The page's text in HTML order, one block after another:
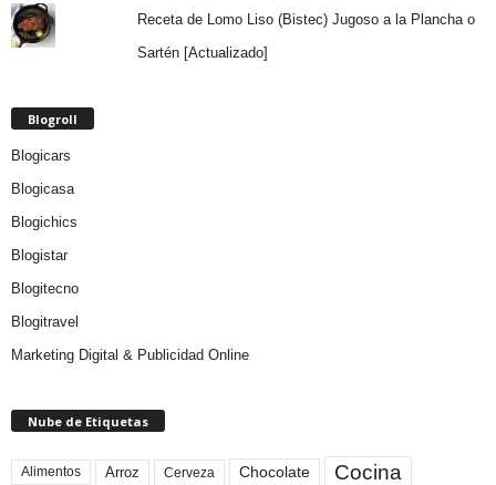
Receta de Lomo Liso (Bistec) Jugoso a la Plancha o
Sartén [Actualizado]
Blogroll
Blogicars
Blogicasa
Blogichics
Blogistar
Blogitecno
Blogitravel
Marketing Digital & Publicidad Online
Nube de Etiquetas
Alimentos Arroz Cerveza Chocolate Cocina